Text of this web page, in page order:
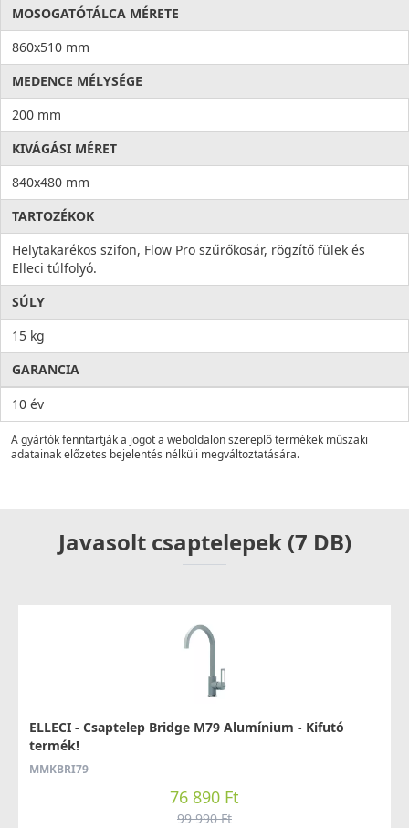
MOSOGATÓTÁLCA MÉRETE
860x510 mm
MEDENCE MÉLYSÉGE
200 mm
KIVÁGÁSI MÉRET
840x480 mm
TARTOZÉKOK
Helytakarékos szifon, Flow Pro szűrőkosár, rögzítő fülek és
Elleci túlfolyó.
SÚLY
15 kg
GARANCIA
10 év
A gyártók fenntartják a jogot a weboldalon szereplő termékek műszaki
adatainak előzetes bejelentés nélküli megváltoztatására.
Javasolt csaptelepek (7 DB)
ELLECI - Csaptelep Bridge M79 Alumínium - Kifutó
termék!
MMKBRI79
76 890 Ft
99 990 Ft